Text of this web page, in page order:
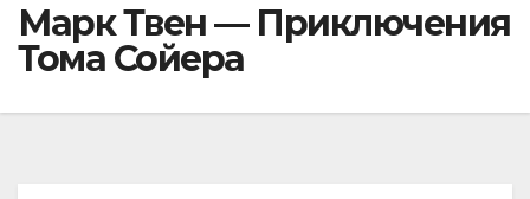
Марк Твен — Приключения
Тома Сойера